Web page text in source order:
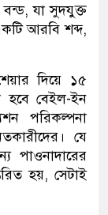
যা সুদযুক্ত
আরবি শব্দ,
দিয়ে ১৫
হবে বেইল-ইন
পরিকল্পনা
যে
পাওনাদারের
হয়, সেটাই